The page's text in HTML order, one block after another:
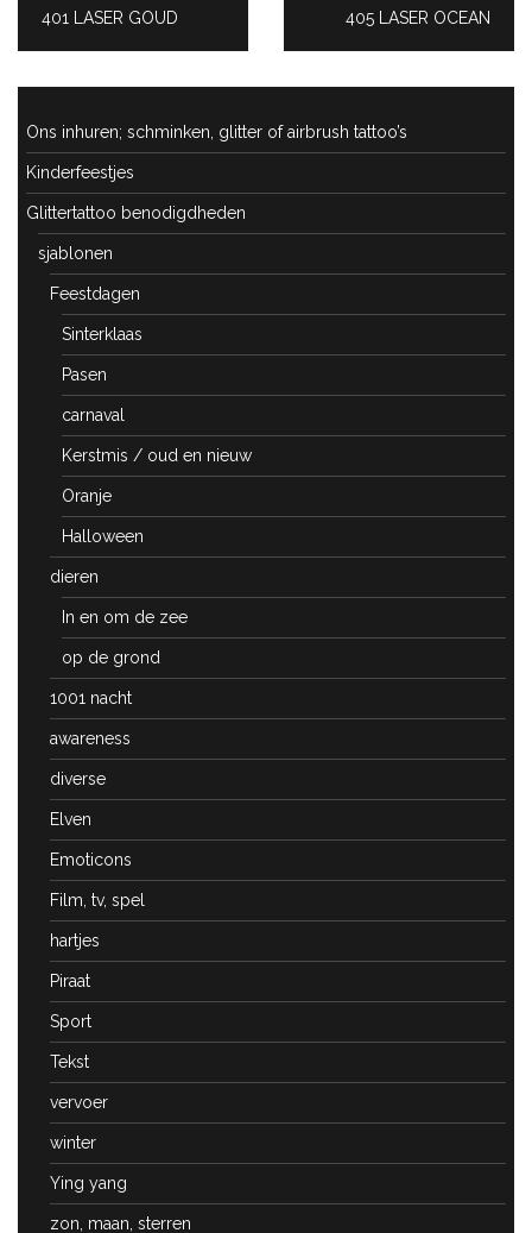
PREVIOUS
401 LASER GOUD
NEXT
405 LASER OCEAN
Ons inhuren; schminken, glitter of airbrush tattoo’s
Kinderfeestjes
Glittertattoo benodigdheden
sjablonen
Feestdagen
Sinterklaas
Pasen
carnaval
Kerstmis / oud en nieuw
Oranje
Halloween
dieren
In en om de zee
op de grond
1001 nacht
awareness
diverse
Elven
Emoticons
Film, tv, spel
hartjes
Piraat
Sport
Tekst
vervoer
winter
Ying yang
zon, maan, sterren